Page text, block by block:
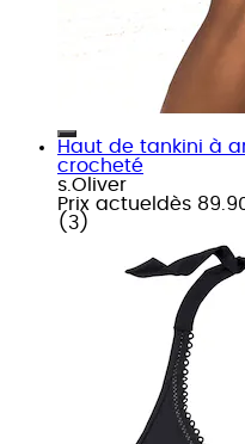
Haut de tankini à
crocheté
s.Oliver
Prix actuel dès
( 3 )